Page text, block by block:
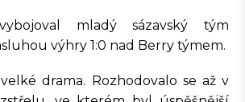
mladý sázavský tým
výhry 1:0 nad Berry týmem.
drama. Rozhodovalo se až v